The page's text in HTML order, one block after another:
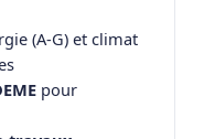
(A-G) et climat
pour